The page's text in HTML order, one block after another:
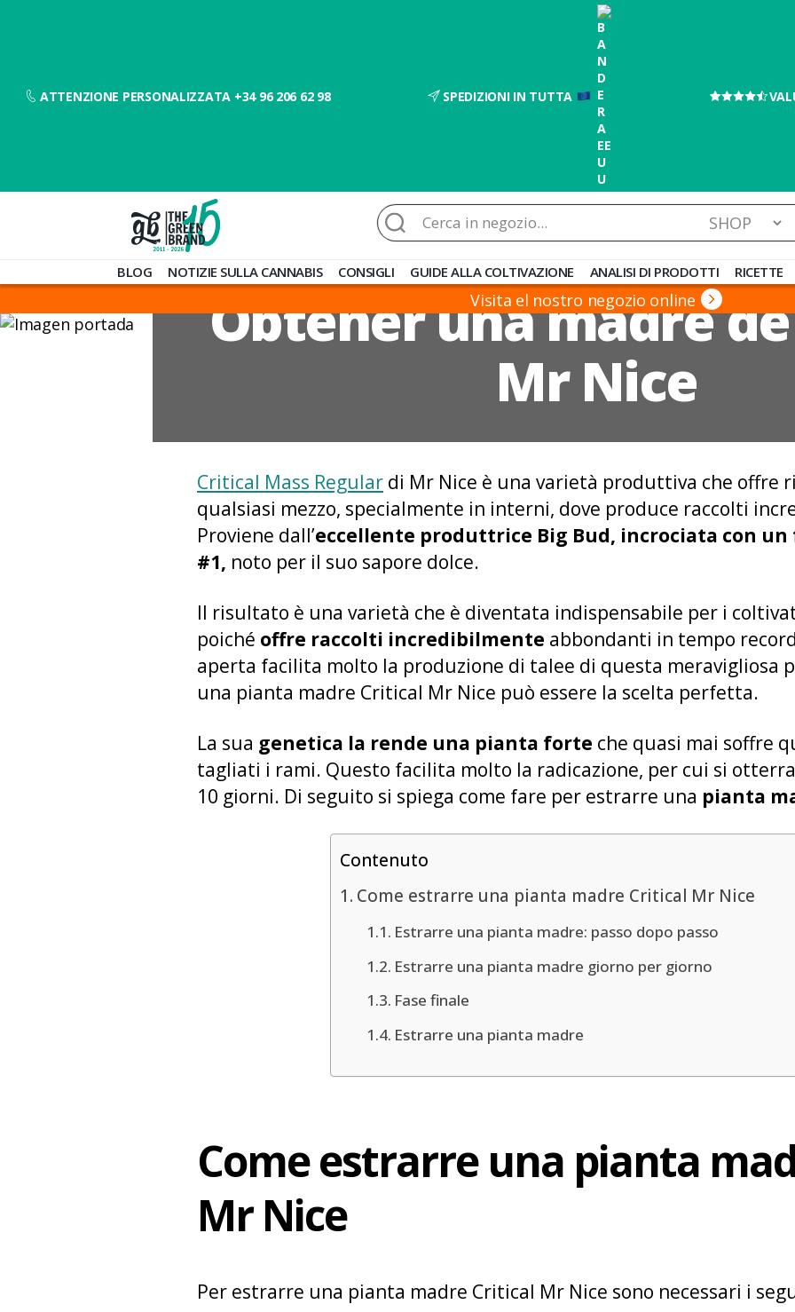
ATTENZIONE PERSONALIZZATA +34 96 206 62 98 SPEDIZIONI IN TUTTA
de
Barato
Cerca:
BLOG NOTIZIE SULLA CANNABIS CONSIGLI GUIDE ALLA COLTIVAZIONE ANALISI DI PRODOTTI RICETTE
Visita el nostro negozio online
Obtener una madre
Mr Nice
Critical Mass Regular di Mr Nice è una varietà produttiva che offre
qualsiasi mezzo, specialmente in interni, dove produce raccolti
Proviene dall’eccellente produttrice Big Bud, incrociata con
#1, noto per il suo sapore dolce.
Il risultato è una varietà che è diventata indispensabile per i
poiché offre raccolti incredibilmente abbondanti in tempo
aperta facilita molto la produzione di talee di questa meravigliosa
una pianta madre Critical Mr Nice può essere la scelta perfetta.
La sua genetica la rende una pianta forte che quasi mai soffre
tagliati i rami. Questo facilita molto la radicazione, per cui si
10 giorni. Di seguito si spiega come fare per estrarre una pianta
Contenuto
Come estrarre una pianta madre Critical Mr Nice
Estrarre una pianta madre: passo dopo passo
Estrarre una pianta madre giorno per giorno
Fase finale
Estrarre una pianta madre
Come estrarre una pianta
Mr Nice
Per estrarre una pianta madre Critical Mr Nice sono necessari i